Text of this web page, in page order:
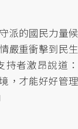
派的國民力量候
嚴重衝擊到民生
者激昂說道：
，才能好好管理